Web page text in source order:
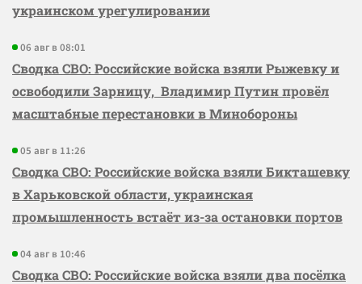
украинском урегулировании
06 авг в 08:01
Сводка СВО: Российские войска взяли Рыжевку и
освободили Зарницу, Владимир Путин провёл
масштабные перестановки в Минобороны
05 авг в 11:26
Сводка СВО: Российские войска взяли Бикташевку
в Харьковской области, украинская
промышленность встаёт из-за остановки портов
04 авг в 10:46
Сводка СВО: Российские войска взяли два посёлка